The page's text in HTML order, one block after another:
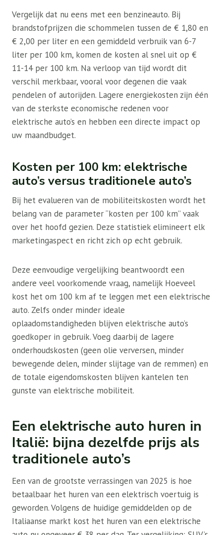
Vergelijk dat nu eens met een benzineauto. Bij
brandstofprijzen die schommelen tussen de € 1,80 en
€ 2,00 per liter en een gemiddeld verbruik van 6-7
liter per 100 km, komen de kosten al snel uit op €
11-14 per 100 km. Na verloop van tijd wordt dit
verschil merkbaar, vooral voor degenen die vaak
pendelen of autorijden. Lagere energiekosten zijn één
van de sterkste economische redenen voor
elektrische auto’s en hebben een directe impact op
uw maandbudget.
Kosten per 100 km: elektrische
auto’s versus traditionele auto’s
Bij het evalueren van de mobiliteitskosten wordt het
belang van de parameter “kosten per 100 km” vaak
over het hoofd gezien. Deze statistiek elimineert elk
marketingaspect en richt zich op echt gebruik.
Deze eenvoudige vergelijking beantwoordt een
andere veel voorkomende vraag, namelijk Hoeveel
kost het om 100 km af te leggen met een elektrische
auto. Zelfs onder minder ideale
oplaadomstandigheden blijven elektrische auto’s
goedkoper in gebruik. Voeg daarbij de lagere
onderhoudskosten (geen olie verversen, minder
bewegende delen, minder slijtage van de remmen) en
de totale eigendomskosten blijven kantelen ten
gunste van elektrische mobiliteit.
Een elektrische auto huren in
Italië: bijna dezelfde prijs als
traditionele auto’s
Een van de grootste verrassingen van 2025 is hoe
betaalbaar het huren van een elektrisch voertuig is
geworden. Volgens de huidige gemiddelden op de
Italiaanse markt kost het huren van een elektrische